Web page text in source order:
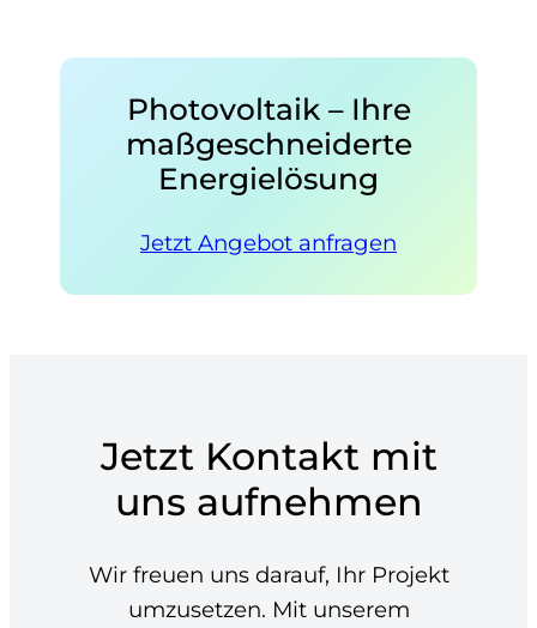
Photovoltaik – Ihre
maßgeschneiderte
Energielösung
Jetzt Angebot anfragen
Jetzt Kontakt mit
uns aufnehmen
Wir freuen uns darauf, Ihr Projekt
umzusetzen. Mit unserem